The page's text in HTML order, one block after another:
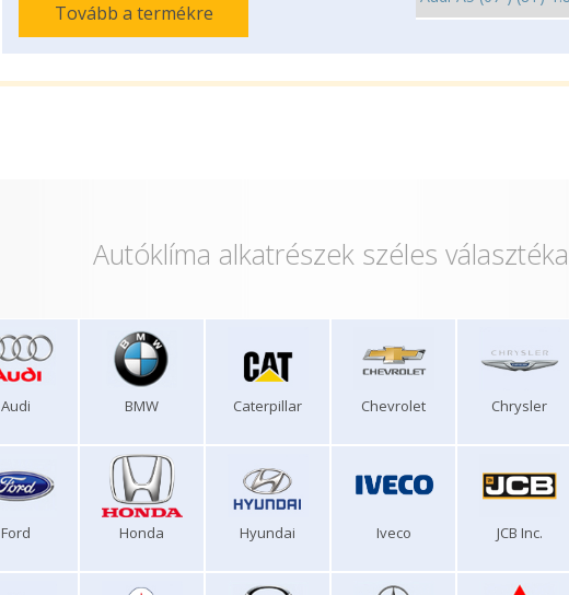
Tovább a termékre
Autóklíma alkatrészek széles választéka
Audi BMW Caterpillar Chevrolet Chrysler
Ford Honda Hyundai Iveco JCB Inc.